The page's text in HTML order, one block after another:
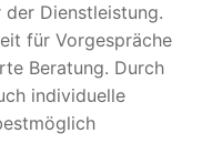
Dienstleistung.
für Vorgespräche
Beratung. Durch
individuelle